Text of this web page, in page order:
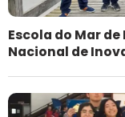
Escola do Mar
Nacional de